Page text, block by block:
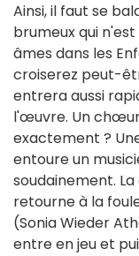
Ainsi, il faut se
brumeux qui
âmes dans les
croiserez peut-
entrera aussi
l'œuvre. Un
exactement ?
entoure un
soudainement.
retourne à la
(Sonia Wieder
entre en jeu et